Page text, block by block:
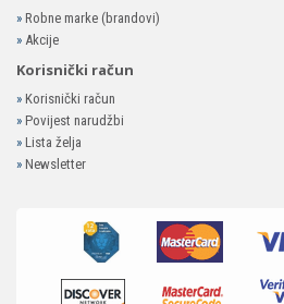
» Robne marke (brandovi)
» Akcije
Korisnički račun
» Korisnički račun
» Povijest narudžbi
» Lista želja
» Newsletter